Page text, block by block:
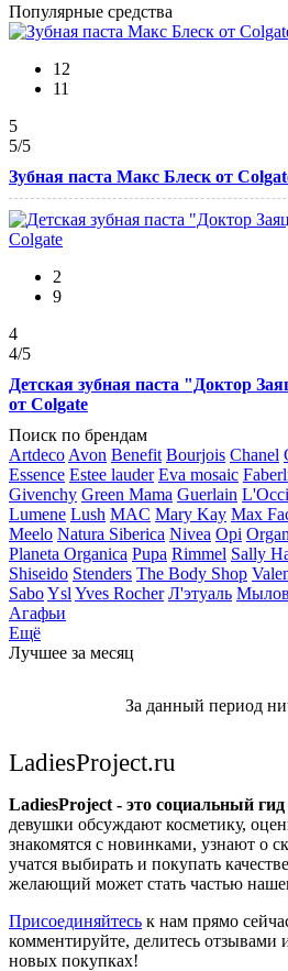
Популярные средства
12
11
5
5/5
Зубная паста Макс Блеск от
2
9
4
4/5
Детская зубная паста "Доктор
от Colgate
Поиск по брендам
Artdeco Avon Benefit Bourjois Chanel
Essence Estee lauder Eva mosaic
Givenchy Green Mama Guerlain
Lumene Lush MAC Mary Kay Max
Meelo Natura Siberica Nivea Opi
Planeta Organica Pupa Rimmel Sally
Shiseido Stenders The Body Shop
SaboYsl Yves Rocher Л'этуаль
Агафьи
Ещё
Лучшее за месяц
За данный период
LadiesProject.ru
LadiesProject - это социальный
девушки обсуждают косметику,
знакомятся с новинками, узнают о
учатся выбирать и покупать
желающий может стать частью
Присоединяйтесь к нам прямо
комментируйте, делитесь отзывами
новых покупках!